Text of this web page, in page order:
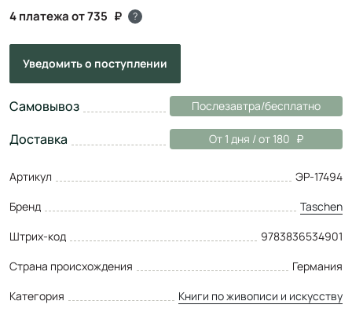
4 платежа от 735 ?
Уведомитьо поступлении
Самовывоз Послезавтра/бесплатно
Доставка От 1 дня / от 180
Артикул
ЭР-17494
Бренд
Taschen
Штрих-код
9783836534901
Страна происхождения
Германия
Категория
Книги по живописи и искусству